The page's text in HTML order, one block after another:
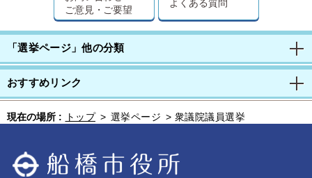
ご意見・ご要望
「選挙ページ」他の分類
おすすめリンク
現在の場所 : トップ > 選挙ページ > 衆議院議員選挙